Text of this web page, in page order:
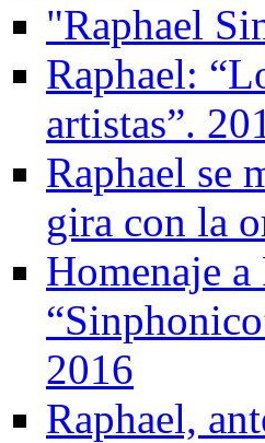
"Raphael
Raphael:
artistas”.
Raphael se
gira con la
Homenaje a
2016
Raphael,